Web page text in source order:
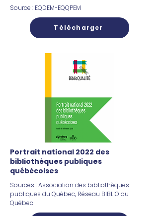
Source : EQDEM-EQQPEM
Télécharger
Portrait national 2022 des
bibliothèques publiques
québécoises
Sources : Association des bibliothèques
publiques du Québec, Réseau BIBLIO du
Québec